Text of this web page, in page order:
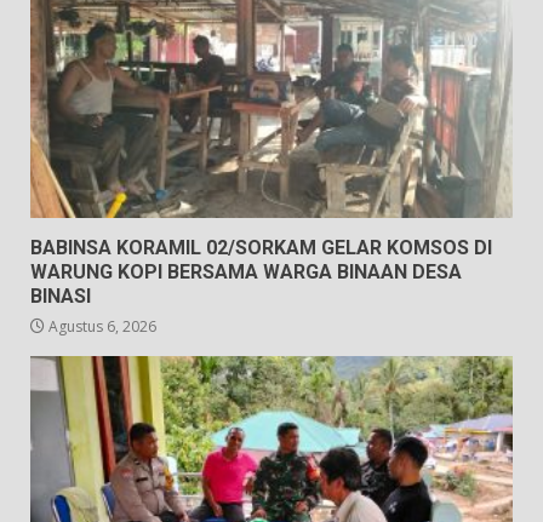
BABINSA KORAMIL 02/SORKAM GELAR KOMSOS DI
WARUNG KOPI BERSAMA WARGA BINAAN DESA
BINASI
Agustus 6, 2026